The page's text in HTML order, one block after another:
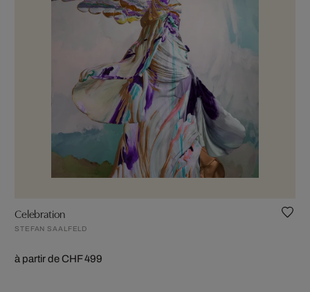
Celebration
STEFAN SAALFELD
à partir de CHF 499